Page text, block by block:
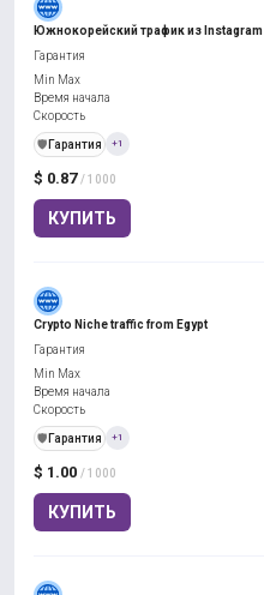
Южнокорейский трафик из Instagram
$ 0.87 / 1000
КУПИТЬ
Гарантия
Min Max
Время начала
Скорость
️🛡️ Гарантия +1
Crypto Niche traffic from Egypt
$ 1.00 / 1000
КУПИТЬ
Гарантия
Min Max
Время начала
Скорость
️🛡️ Гарантия +1